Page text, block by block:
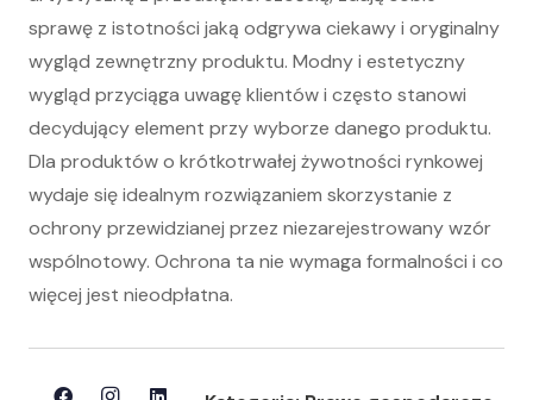
sprawę z istotności jaką odgrywa ciekawy i oryginalny
wygląd zewnętrzny produktu. Modny i estetyczny
wygląd przyciąga uwagę klientów i często stanowi
decydujący element przy wyborze danego produktu.
Dla produktów o krótkotrwałej żywotności rynkowej
wydaje się idealnym rozwiązaniem skorzystanie z
ochrony przewidzianej przez niezarejestrowany wzór
wspólnotowy. Ochrona ta nie wymaga formalności i co
więcej jest nieodpłatna.